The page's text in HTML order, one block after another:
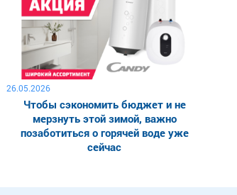
26.05.2026
Чтобы сэкономить бюджет и не
мерзнуть этой зимой, важно
позаботиться о горячей воде уже
сейчас